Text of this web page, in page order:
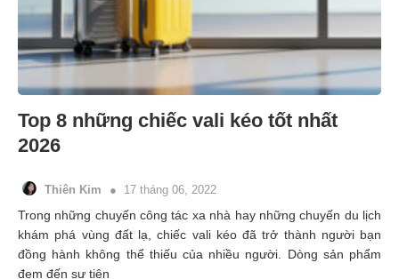
Top 8 những chiếc vali kéo tốt nhất
2026
Thiên Kim 17 tháng 06, 2022
Trong những chuyến công tác xa nhà hay những chuyến du lịch
khám phá vùng đất lạ, chiếc vali kéo đã trở thành người bạn
đồng hành không thể thiếu của nhiều người. Dòng sản phẩm
đem đến sự tiện